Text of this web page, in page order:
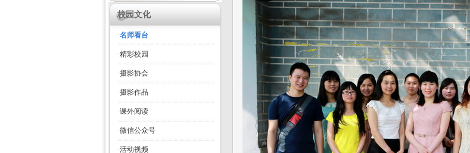
校园文化
·名师看台
·精彩校园
·摄影协会
·摄影作品
·课外阅读
·微信公众号
·活动视频